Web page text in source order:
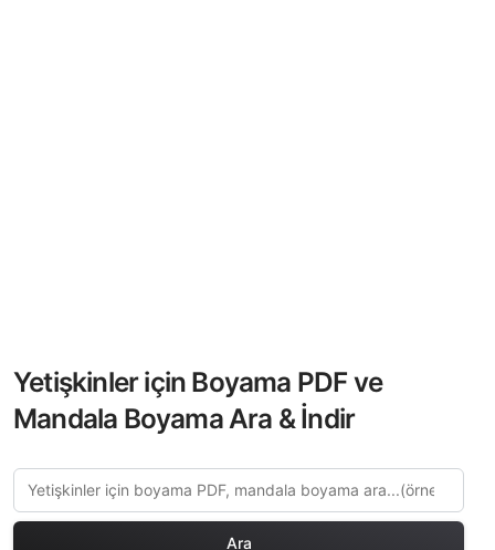
Yetişkinler için Boyama PDF ve
Mandala Boyama Ara & İndir
Ara